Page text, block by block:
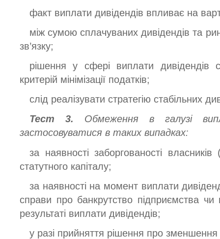
факт виплати дивідендів впливає на
між сумою сплачуваних дивідендів та
зв’язку;
рішення у сфері виплати дивідендів
критерій мінімізації податків;
слід реалізувати стратегію стабільних
Тест 3. Обмеження в галузі
застосовуватися в таких випадках:
за наявності заборгованості
статутного капіталу;
за наявності на момент виплати
справи про банкрутство підприємства чи
результаті виплати дивідендів;
у разі прийняття рішення про зменшення